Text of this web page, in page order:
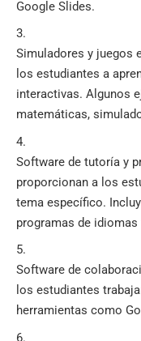
Google Slides.
Simuladores y juegos
los estudiantes a
interactivas. Algunos
matemáticas,
Software de tutoría y
proporcionan a los
tema específico.
programas de
Software de
los estudiantes
herramientas como